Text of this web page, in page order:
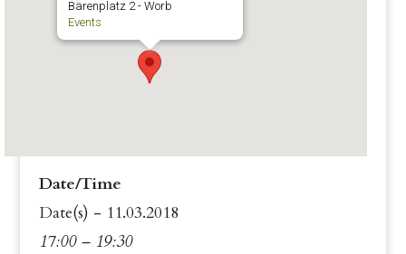
Bärenplatz 2 - Worb
Events
Date/Time
Date(s) - 11.03.2018
17:00 – 19:30